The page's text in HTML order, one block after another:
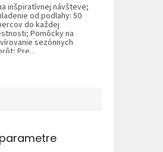
inšpiratívnej návšteve;
od podlahy: 50
do každej
Pomôcky na
sezónnych
Pre...